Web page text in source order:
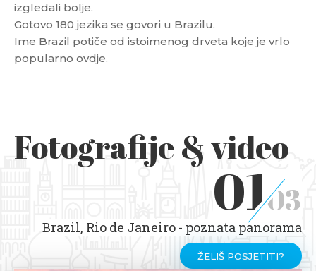
izgledali bolje.
Gotovo 180 jezika se govori u Brazilu.
Ime Brazil potiče od istoimenog drveta koje je vrlo
popularno ovdje.
Fotografije & video
0103
Brazil, Rio de Janeiro - poznata panorama
ŽELIŠ POSJETITI?